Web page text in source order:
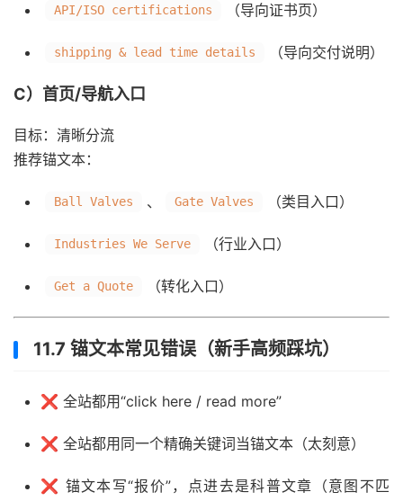
API/ISO certifications （导向证书页）
shipping & lead time details （导向交付说明）
C）首页/导航入口
目标：清晰分流
推荐锚文本：
Ball Valves 、 Gate Valves （类目入口）
Industries We Serve （行业入口）
Get a Quote （转化入口）
11.7 锚文本常见错误（新手高频踩坑）
❌ 全站都用“click here / read more”
❌ 全站都用同一个精确关键词当锚文本（太刻意）
❌ 锚文本写“报价”，点进去是科普文章（意图不匹